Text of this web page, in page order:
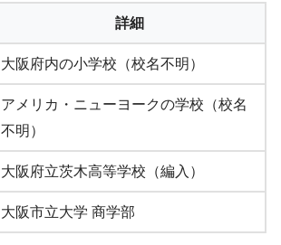
詳細
大阪府内の小学校（校名不明）
アメリカ・ニューヨークの学校（校名
不明）
大阪府立茨木高等学校（編入）
大阪市立大学 商学部